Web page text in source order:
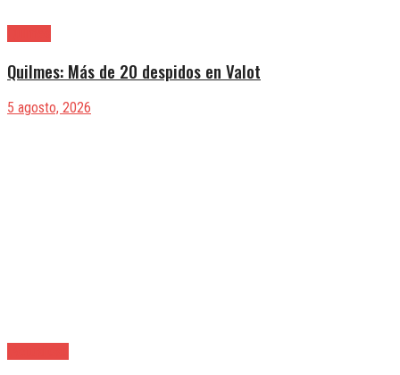
Quilmes: Más de 20 despidos en Valot
5 agosto, 2026